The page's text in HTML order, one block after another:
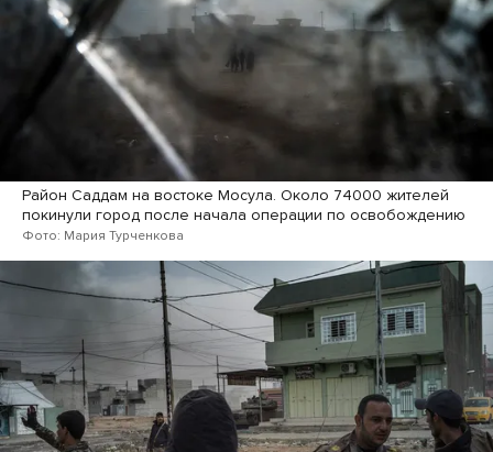
Район Саддам на востоке Мосула. Около 74000 жителей
покинули город после начала операции по освобождению
Фото: Мария Турченкова